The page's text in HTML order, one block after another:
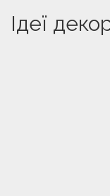
Ідеї